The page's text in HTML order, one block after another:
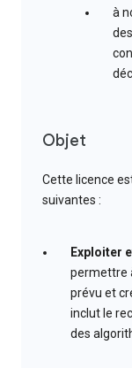
à
Objet
Cette licence
suivantes :
Exploiter
permettre
prévu et
inclut le
des